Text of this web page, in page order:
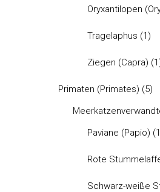
Oryxantilopen
Tragelaphus (1)
Ziegen (Capra)
Primaten (Primates) (5)
Paviane (Papio)
Rote
Schwarz-weiße